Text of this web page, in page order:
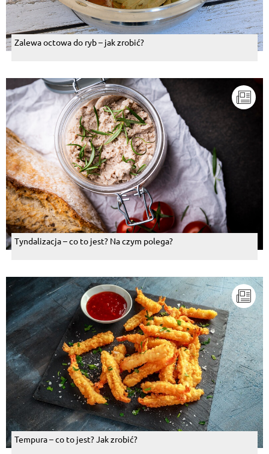
Zalewa octowa do ryb – jak zrobić?
Tyndalizacja – co to jest? Na czym polega?
Tempura – co to jest? Jak zrobić?